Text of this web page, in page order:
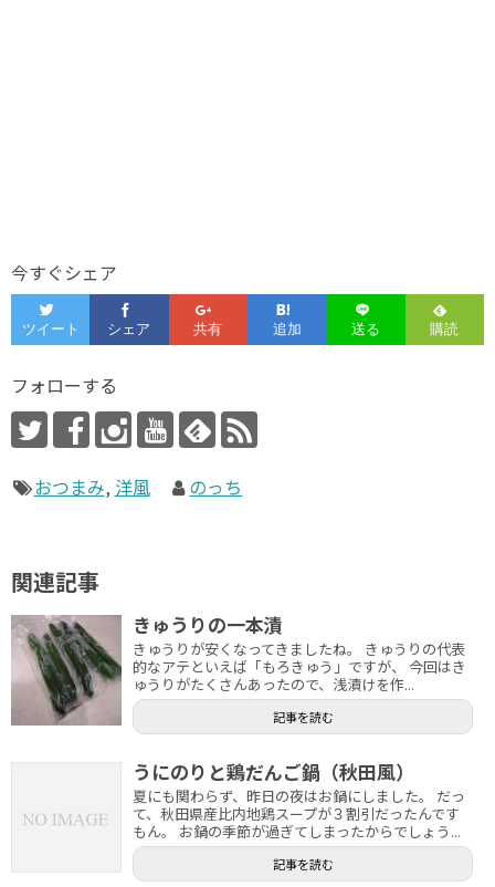
今すぐシェア
フォローする
おつまみ, 洋風 のっち
関連記事
きゅうりの一本漬
きゅうりが安くなってきましたね。 きゅうりの代表
的なアテといえば「もろきゅう」ですが、 今回はき
ゅうりがたくさんあったので、浅漬けを作...
記事を読む
うにのりと鶏だんご鍋（秋田風）
夏にも関わらず、昨日の夜はお鍋にしました。 だっ
て、秋田県産比内地鶏スープが３割引だったんです
もん。 お鍋の季節が過ぎてしまったからでしょう...
記事を読む